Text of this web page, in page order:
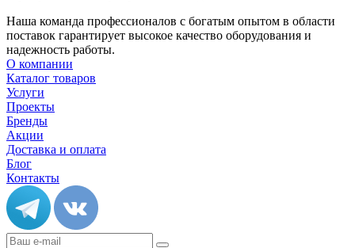
Наша команда профессионалов с богатым опытом в области
поставок гарантирует высокое качество оборудования и
надежность работы.
О компании
Каталог товаров
Услуги
Проекты
Бренды
Акции
Доставка и оплата
Блог
Контакты